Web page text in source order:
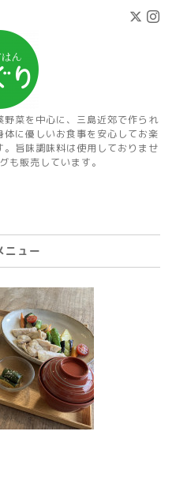
菜を中心に、三島近郊で作られ
に優しいお食事を安心してお楽
旨味調味料は使用しておりませ
も販売しています。
ニュー